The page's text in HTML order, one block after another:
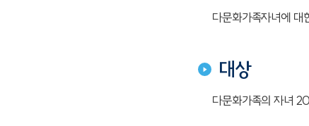
다문화가족자녀에 대
대상
다문화가족의 자녀